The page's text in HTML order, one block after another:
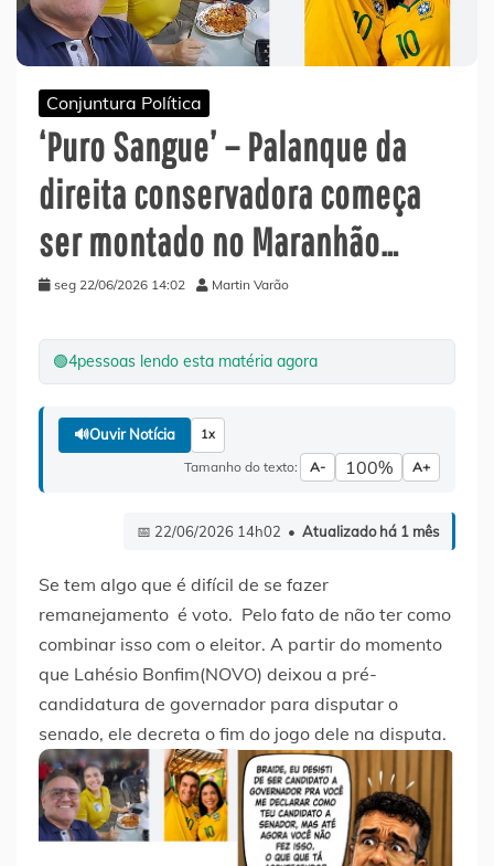
Conjuntura Política
‘Puro Sangue’ – Palanque da
direita conservadora começa
ser montado no Maranhão…
seg 22/06/2026 14:02 Martin Varão
🟢4pessoas lendo esta matéria agora
🔊Ouvir Notícia 1x
Tamanho do texto: A- 100% A+
📅 22/06/2026 14h02 • Atualizado há 1 mês
Se tem algo que é difícil de se fazer
remanejamento é voto. Pelo fato de não ter como
combinar isso com o eleitor. A partir do momento
que Lahésio Bonfim(NOVO) deixou a pré-
candidatura de governador para disputar o
senado, ele decreta o fim do jogo dele na disputa.